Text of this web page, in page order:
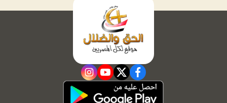
facebook
twitter
youtube
instagram